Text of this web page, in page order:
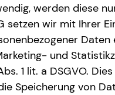
werden diese
setzen wir mit Ihrer
und
1 lit. a DSGVO.
Speicherung von